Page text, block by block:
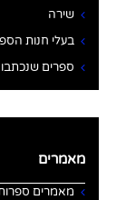
שירה
בעלי חנות
ספרים
מאמרים
מאמרים